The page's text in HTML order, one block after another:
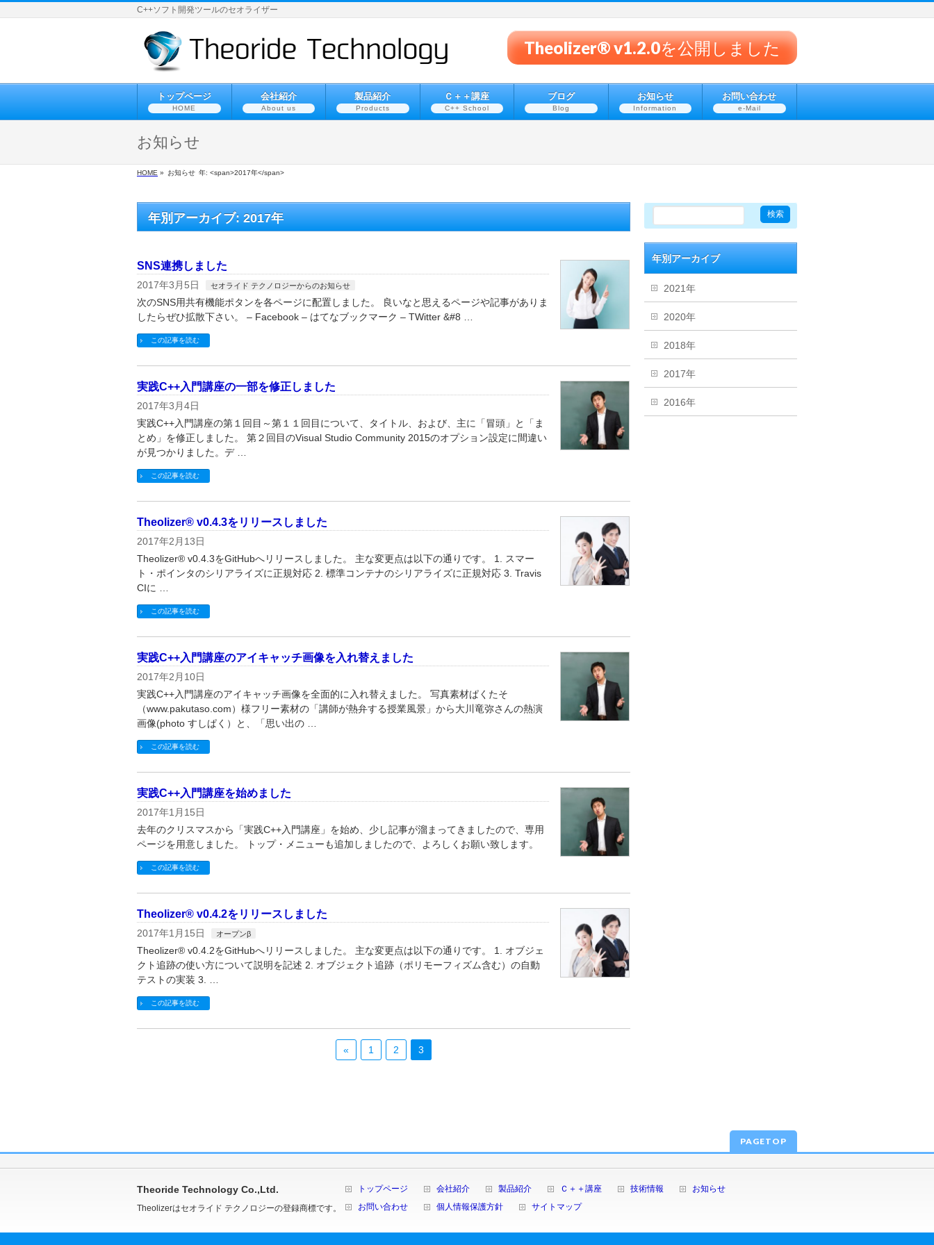
C++ソフト開発ツールのセオライザー
Theolizer® v1.2.0を公開しました
トップページ
HOME
会社紹介
About us
製品紹介
Products
Ｃ＋＋講座
C++ School
ブログ
Blog
お知らせ
Information
お問い合わせ
e-Mail
お知らせ
HOME » お知らせ 年: <span>2017年</span>
年別アーカイブ: 2017年
SNS連携しました
2017年3月5日 セオライド テクノロジーからのお知らせ
次のSNS用共有機能ポタンを各ページに配置しました。 良いなと思えるページや記事がありま
したらぜひ拡散下さい。 – Facebook – はてなブックマーク – TWitter &#8 …
この記事を読む
実践C++入門講座の一部を修正しました
2017年3月4日
実践C++入門講座の第１回目～第１１回目について、タイトル、および、主に「冒頭」と「ま
とめ」を修正しました。 第２回目のVisual Studio Community 2015のオプション設定に間違い
が見つかりました。デ …
この記事を読む
Theolizer® v0.4.3をリリースしました
2017年2月13日
Theolizer® v0.4.3をGitHubへリリースしました。 主な変更点は以下の通りです。 1. スマー
ト・ポインタのシリアライズに正規対応 2. 標準コンテナのシリアライズに正規対応 3. Travis
CIに …
この記事を読む
実践C++入門講座のアイキャッチ画像を入れ替えました
2017年2月10日
実践C++入門講座のアイキャッチ画像を全面的に入れ替えました。 写真素材ぱくたそ
（www.pakutaso.com）様フリー素材の「講師が熱弁する授業風景」から大川竜弥さんの熱演
画像(photo すしぱく）と、「思い出の …
この記事を読む
実践C++入門講座を始めました
2017年1月15日
去年のクリスマスから「実践C++入門講座」を始め、少し記事が溜まってきましたので、専用
ページを用意しました。 トップ・メニューも追加しましたので、よろしくお願い致します。
この記事を読む
Theolizer® v0.4.2をリリースしました
2017年1月15日 オープンβ
Theolizer® v0.4.2をGitHubへリリースしました。 主な変更点は以下の通りです。 1. オブジェ
クト追跡の使い方について説明を記述 2. オブジェクト追跡（ポリモーフィズム含む）の自動
テストの実装 3. …
この記事を読む
« 1 2 3
年別アーカイブ
2021年
2020年
2018年
2017年
2016年
PAGETOP
Theoride Technology Co.,Ltd.
Theolizerはセオライド テクノロジーの登録商標です。
トップページ 会社紹介 製品紹介 Ｃ＋＋講座 技術情報
お知らせ
お問い合わせ
個人情報保護方針 サイトマップ